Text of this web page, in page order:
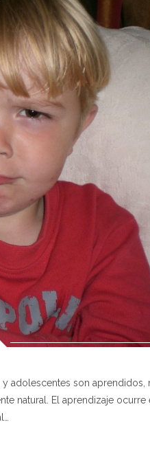
adolescentes son aprendidos,
natural. El aprendizaje ocurre